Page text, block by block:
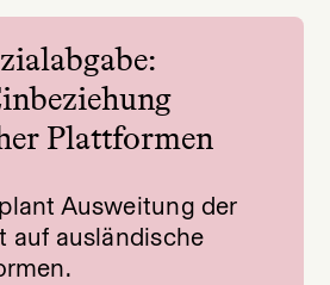
Plattformen
Ausweitung der
auf ausländische